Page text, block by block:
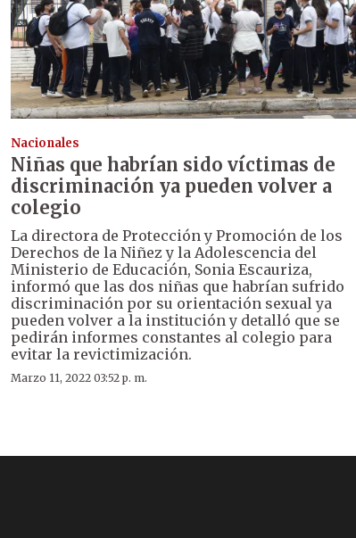
Nacionales
Niñas que habrían sido víctimas de
discriminación ya pueden volver a
colegio
La directora de Protección y Promoción de los
Derechos de la Niñez y la Adolescencia del
Ministerio de Educación, Sonia Escauriza,
informó que las dos niñas que habrían sufrido
discriminación por su orientación sexual ya
pueden volver a la institución y detalló que se
pedirán informes constantes al colegio para
evitar la revictimización.
Marzo 11, 2022 03:52 p. m.